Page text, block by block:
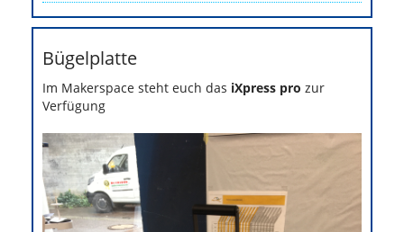
Bügelplatte
Im Makerspace steht euch das iXpress pro zur
Verfügung